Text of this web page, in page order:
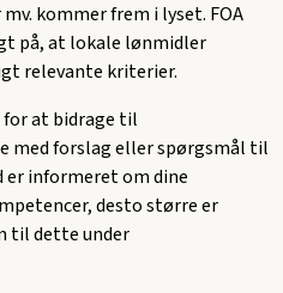
kommer frem i lyset. FOA
på, at lokale lønmidler
relevante kriterier.
for at bidrage til
med forslag eller spørgsmål til
er informeret om dine
desto større er
til dette under